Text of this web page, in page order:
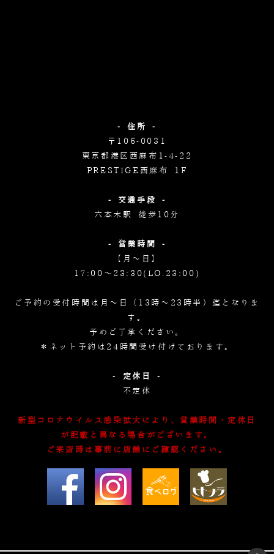
- 住所 -
〒106-0031
東京都港区西麻布1-4-22
PRESTIGE西麻布 1F
- 交通手段 -
六本木駅 徒歩10分
- 営業時間 -
【月～日】
17:00～23:30(LO.23:00)
ご予約の受付時間は月～日（13時～23時半）迄となりま
す。
予めご了承ください。
＊ネット予約は24時間受け付けております。
- 定休日 -
不定休
新型コロナウイルス感染拡大により、営業時間・定休日
が記載と異なる場合がございます。
ご来店時は事前に店舗にご確認ください。